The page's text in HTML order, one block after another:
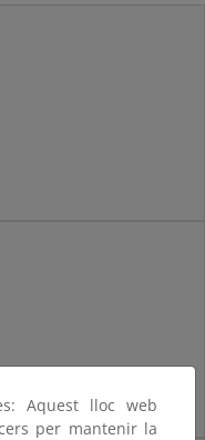
Aquest lloc web
per mantenir la